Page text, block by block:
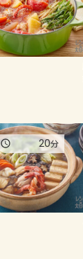
20分